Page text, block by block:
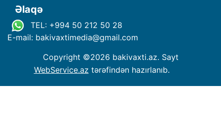
Əlaqə
TEL: +994 50 212 50 28
E-mail: bakivaxtimedia@gmail.com
Copyright ©2026 bakivaxti.az. Sayt
WebService.az tərəfindən hazırlanıb.